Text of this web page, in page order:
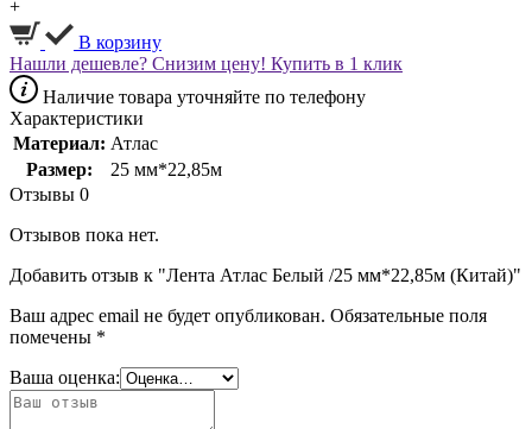
+
В корзину
Нашли дешевле? Снизим цену! Купить в 1 клик
Наличие товара уточняйте по телефону
Характеристики
Материал: Атлас
Размер:
25 мм*22,85м
Отзывы 0
Отзывов пока нет.
Добавить отзыв к "Лента Атлас Белый /25 мм*22,85м (Китай)"
Ваш адрес email не будет опубликован. Обязательные поля
помечены *
Ваша оценка: